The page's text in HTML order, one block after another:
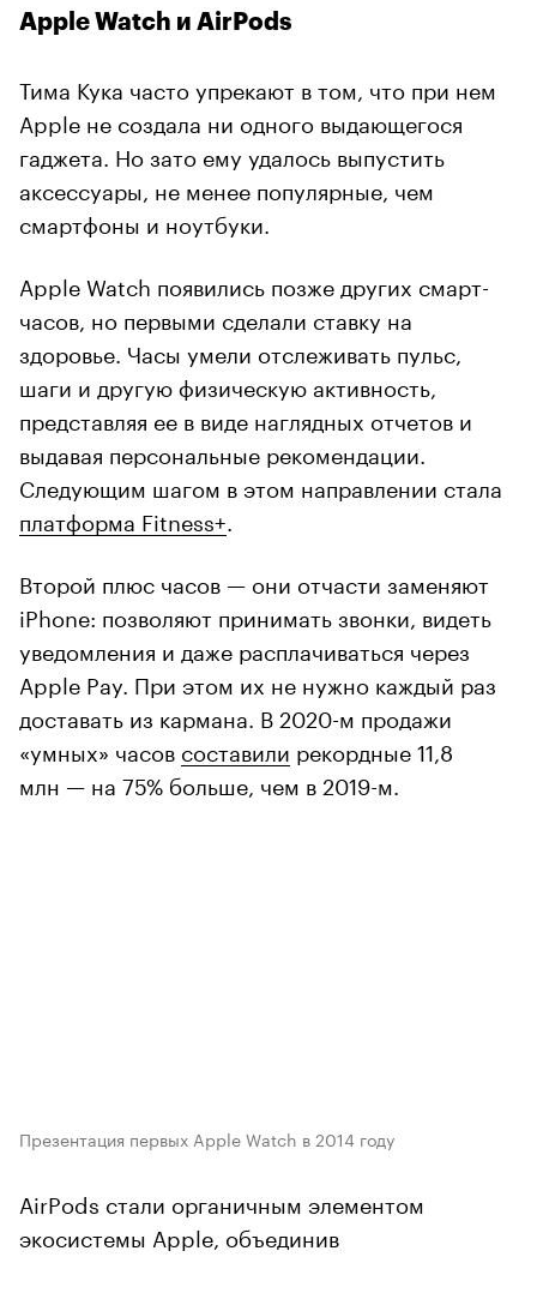
Apple Watch и AirPods
Тима Кука часто упрекают в том, что при нем
Apple не создала ни одного выдающегося
гаджета. Но зато ему удалось выпустить
аксессуары, не менее популярные, чем
смартфоны и ноутбуки.
Apple Watch появились позже других смарт-
часов, но первыми сделали ставку на
здоровье. Часы умели отслеживать пульс,
шаги и другую физическую активность,
представляя ее в виде наглядных отчетов и
выдавая персональные рекомендации.
Следующим шагом в этом направлении стала
платформа Fitness+
Второй плюс часов — они отчасти заменяют
iPhone: позволяют принимать звонки, видеть
уведомления и даже расплачиваться через
Apple Pay. При этом их не нужно каждый раз
доставать из кармана. В 2020-м продажи
«умных» часов составили рекордные 11,8
млн — на 75% больше, чем в 2019-м.
Презентация первых Apple Watch в 2014 году
AirPods стали органичным элементом
экосистемы Apple, объединив